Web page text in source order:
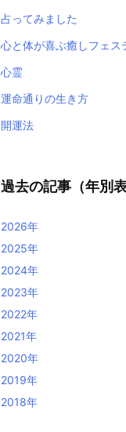
占ってみました
心と体が喜ぶ癒しフェス
心霊
運命通りの生き方
開運法
過去の記事（年別表
2026年
2025年
2024年
2023年
2022年
2021年
2020年
2019年
2018年